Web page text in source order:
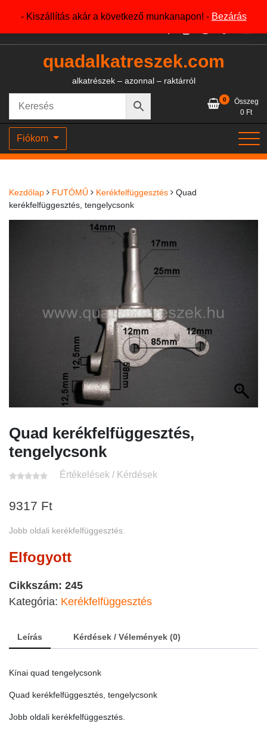
- Kiszállítás akár a következő munkanapon! - Bezárás
+36204327386
quadalkatreszek.com
alkatrészek – azonnal – raktárról
0
Összeg
0 Ft
Fiókom
Kezdőlap FUTÓMŰ Kerékfelfüggesztés
Quad
kerékfelfüggesztés, tengelycsonk
Quad kerékfelfüggesztés,
tengelycsonk
Értékelések / Kérdések
9317 Ft
Jobb oldali kerékfelfüggesztés.
Elfogyott
Cikkszám: 245
Kategória: Kerékfelfüggesztés
Leírás Kérdések / Vélemények (0)
Kínai quad tengelycsonk
Quad kerékfelfüggesztés, tengelycsonk
Jobb oldali kerékfelfüggesztés.